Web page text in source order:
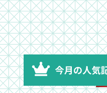
今月の人気